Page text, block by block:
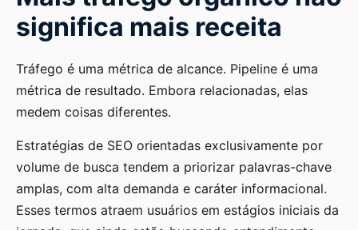
significa mais receita
Tráfego é uma métrica de alcance. Pipeline é uma
métrica de resultado. Embora relacionadas, elas
medem coisas diferentes.
Estratégias de SEO orientadas exclusivamente por
volume de busca tendem a priorizar palavras-chave
amplas, com alta demanda e caráter informacional.
Esses termos atraem usuários em estágios iniciais da